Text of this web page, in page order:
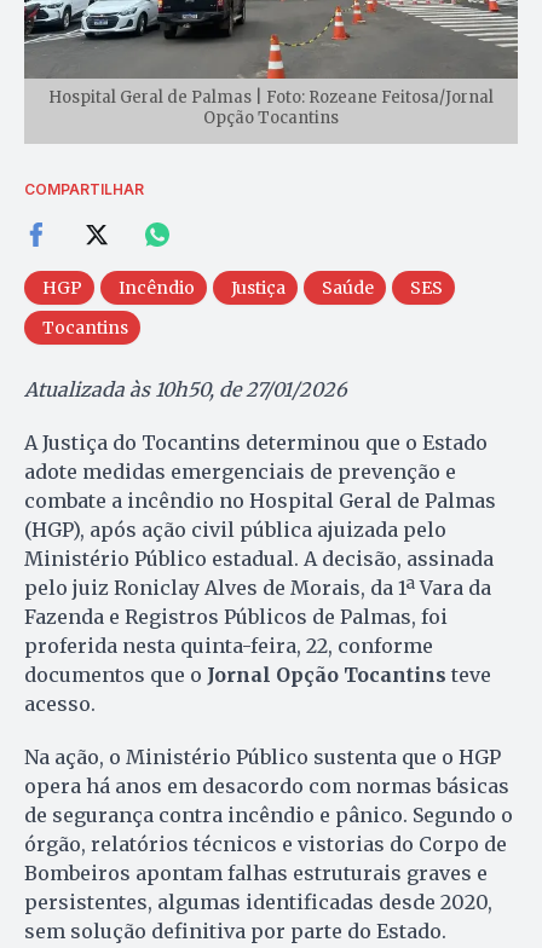
Hospital Geral de Palmas | Foto: Rozeane Feitosa/Jornal
Opção Tocantins
COMPARTILHAR
HGP Incêndio Justiça Saúde
SES
Tocantins
Atualizada às 10h50, de 27/01/2026
A Justiça do Tocantins determinou que o Estado
adote medidas emergenciais de prevenção e
combate a incêndio no Hospital Geral de Palmas
(HGP), após ação civil pública ajuizada pelo
Ministério Público estadual. A decisão, assinada
pelo juiz Roniclay Alves de Morais, da 1ª Vara da
Fazenda e Registros Públicos de Palmas, foi
proferida nesta quinta-feira, 22, conforme
documentos que o Jornal Opção Tocantins teve
acesso.
Na ação, o Ministério Público sustenta que o HGP
opera há anos em desacordo com normas básicas
de segurança contra incêndio e pânico. Segundo o
órgão, relatórios técnicos e vistorias do Corpo de
Bombeiros apontam falhas estruturais graves e
persistentes, algumas identificadas desde 2020,
sem solução definitiva por parte do Estado.